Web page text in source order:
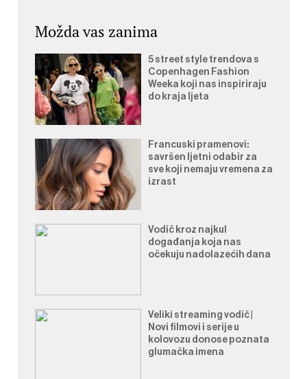
Možda vas zanima
5 street style trendova s
Copenhagen Fashion
Weeka koji nas inspiriraju
do kraja ljeta
Francuski pramenovi:
savršen ljetni odabir za
sve koji nemaju vremena za
izrast
Vodič kroz najkul
događanja koja nas
očekuju nadolazećih dana
Veliki streaming vodič |
Novi filmovi i serije u
kolovozu donose poznata
glumačka imena